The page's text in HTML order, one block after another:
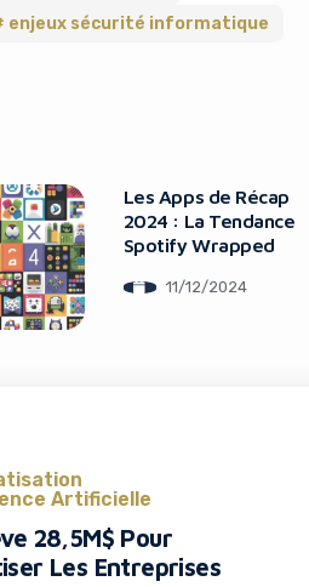
enjeux sécurité informatique
Les Apps de Récap
2024 : La Tendance
Spotify Wrapped
11/12/2024
Artificielle
28,5M$ Pour
Les Entreprises